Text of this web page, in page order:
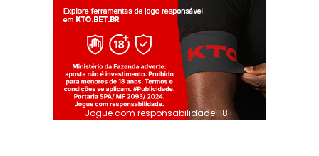
Jogue com responsabilidade. 18+